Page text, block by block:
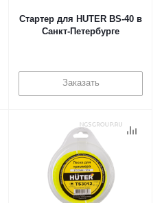
Стартер для HUTER BS-40 в
Санкт-Петербурге
Заказать